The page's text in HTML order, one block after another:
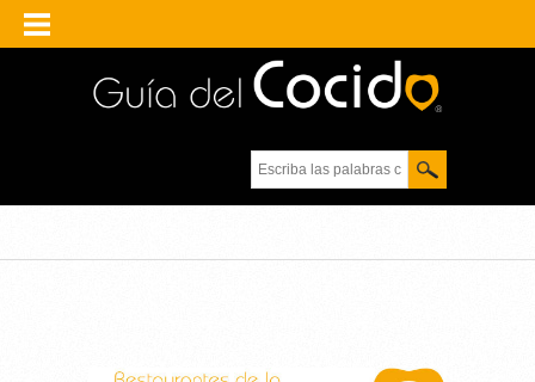
Escriba las palabras
clave.